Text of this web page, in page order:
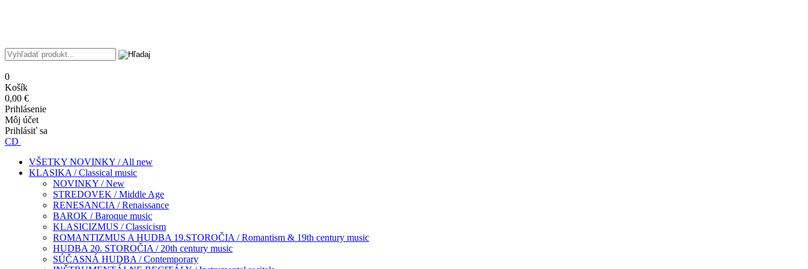
0
Košík
0,00 €
Prihlásenie
Môj účet
Prihlásiť sa
CD
VŠETKY NOVINKY / All new
KLASIKA / Classical music
NOVINKY / New
STREDOVEK / Middle Age
RENESANCIA / Renaissance
BAROK / Baroque music
KLASICIZMUS / Classicism
ROMANTIZMUS A HUDBA 19.STOROČIA / Romantism & 19th century music
HUDBA 20. STOROČIA / 20th century music
SÚČASNÁ HUDBA / Contemporary